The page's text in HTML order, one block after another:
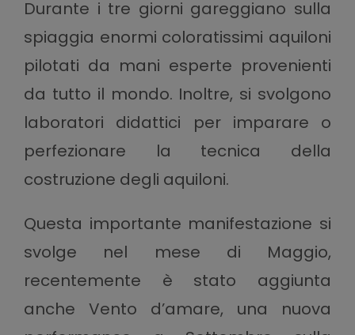
Durante i tre giorni gareggiano sulla
spiaggia enormi coloratissimi aquiloni
pilotati da mani esperte provenienti
da tutto il mondo. Inoltre, si svolgono
laboratori didattici per imparare o
perfezionare la tecnica della
costruzione degli aquiloni.
Questa importante manifestazione si
svolge nel mese di Maggio,
recentemente è stato aggiunta
anche Vento d’amare, una nuova